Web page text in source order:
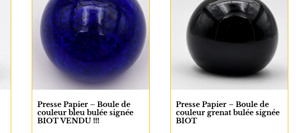
Presse Papier – Boule de
couleur bleu bulée signée
BIOT VENDU !!!
Presse Papier – Boule de
couleur grenat bulée signée
BIOT